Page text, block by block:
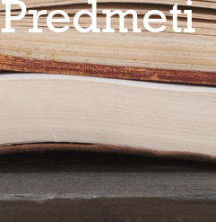
Predmeti